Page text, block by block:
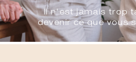
Il n'est jamais trop
devenir ce que vous